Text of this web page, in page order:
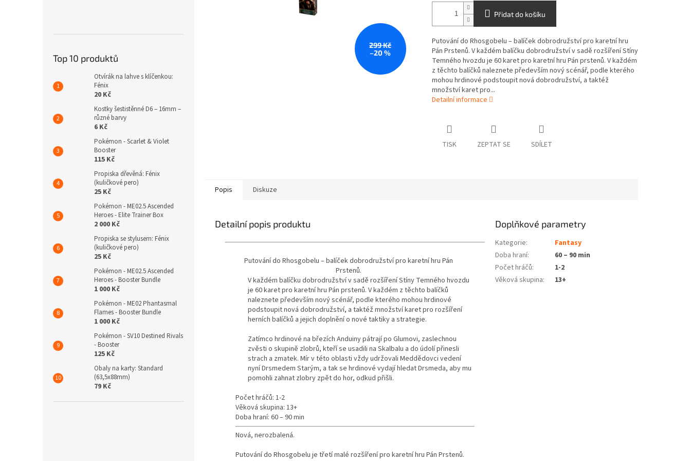
Top 10 produktů
Otvírák na lahve s klíčenkou:
Fénix
20 Kč
Kostky šestistěnné D6 – 16mm –
různé barvy
6 Kč
Pokémon - Scarlet & Violet
Booster
115 Kč
Propiska dřevěná: Fénix
(kuličkové pero)
25 Kč
Pokémon - ME02.5 Ascended
Heroes - Elite Trainer Box
2 000 Kč
Propiska se stylusem: Fénix
(kuličkové pero)
25 Kč
Pokémon - ME02.5 Ascended
Heroes - Booster Bundle
1 000 Kč
Pokémon - ME02 Phantasmal
Flames - Booster Bundle
1 000 Kč
Pokémon - SV10 Destined Rivals
- Booster
125 Kč
Obaly na karty: Standard
(63,5x88mm)
79 Kč
299 Kč
–20 %
Přidat do košíku
Putování do Rhosgobelu – balíček dobrodružství pro karetní hru
Pán Prstenů. V každém balíčku dobrodružství v sadě rozšíření Stíny
Temného hvozdu je 60 karet pro karetní hru Pán prstenů. V každém
z těchto balíčků naleznete především nový scénář, podle kterého
mohou hrdinové podstoupit nová dobrodružství, a taktéž
množství karet pro...
Detailní informace
TISK ZEPTAT SE SDÍLET
Popis Diskuze
Detailní popis produktu
Putování do Rhosgobelu – balíček dobrodružství pro karetní hru Pán
Prstenů.
V každém balíčku dobrodružství v sadě rozšíření Stíny Temného hvozdu
je 60 karet pro karetní hru Pán prstenů. V každém z těchto balíčků
naleznete především nový scénář, podle kterého mohou hrdinové
podstoupit nová dobrodružství, a taktéž množství karet pro rozšíření
herních balíčků a jejich doplnění o nové taktiky a strategie.
Zatímco hrdinové na březích Anduiny pátrají po Glumovi, zaslechnou
zvěsti o skupině zlobrů, kteří se usadili na Skalbalu a do údolí přinesli
strach a zmatek. Mír v této oblasti vždy udržovali Meddědovci vedení
nyní Drsmedem Starým, a tak se hrdinové vydají hledat Drsmeda, aby mu
pomohli zahnat zlobry zpět do hor, odkud přišli.
Počet hráčů: 1-2
Věková skupina: 13+
Doba hraní: 60 – 90 min
Nová, nerozbalená.
Putování do Rhosgobelu je třetí malé rozšíření pro karetní hru Pán Prstenů.
Doplňkové parametry
Kategorie:
Fantasy
Doba hraní:
60 – 90 min
Počet hráčů:
1-2
Věková skupina: 13+